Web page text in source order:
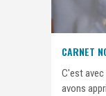
CARNET
C'est
avons